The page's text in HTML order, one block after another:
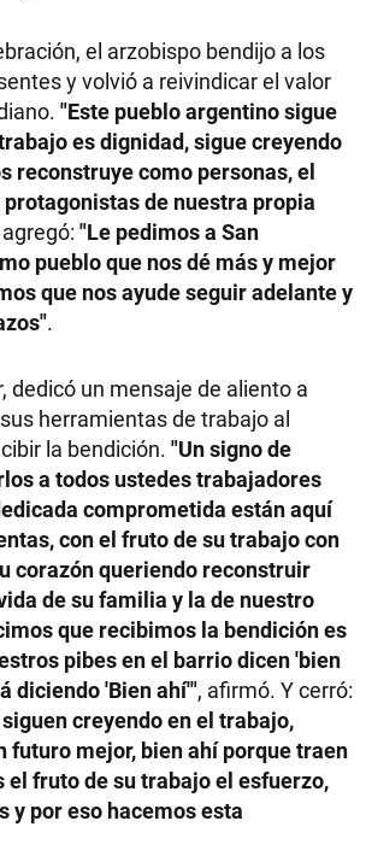
el arzobispo bendijo a los
y volvió a reivindicar el valor
"Este pueblo argentino sigue
es dignidad, sigue creyendo
reconstruye como personas, el
de nuestra propia
"Le pedimos a San
pueblo que nos dé más y mejor
que nos ayude seguir adelante y
.
dedicó un mensaje de aliento a
herramientas de trabajo al
la bendición. "Un signo de
a todos ustedes trabajadores
comprometida están aquí
con el fruto de su trabajo con
corazón queriendo reconstruir
de su familia y la de nuestro
que recibimos la bendición es
pibes en el barrio dicen 'bien
diciendo 'Bien ahí'", afirmó. Y cerró:
creyendo en el trabajo,
futuro mejor, bien ahí porque traen
fruto de su trabajo el esfuerzo,
y por eso hacemos esta